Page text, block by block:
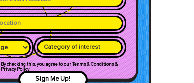
Category of interest
By checking this, you agree to our Terms & Conditions &
Privacy Policy
Sign Me Up!